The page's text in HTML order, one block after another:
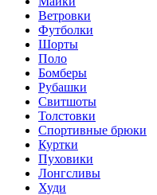
Ветровки
Футболки
Шорты
Поло
Бомберы
Рубашки
Свитшоты
Толстовки
Спортивные брюки
Куртки
Пуховики
Лонгсливы
Худи